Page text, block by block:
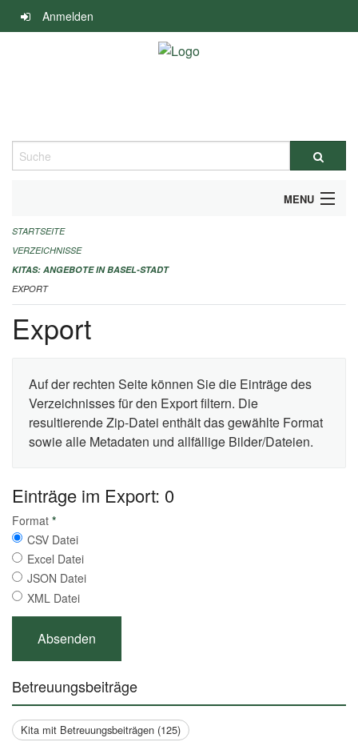
Navigation
überspringen
Anmelden
Suche
MENU
ALLGEMEINE INFORMATIONEN
IMPRESSUM
STARTSEITE
VERZEICHNISSE
KITAS: ANGEBOTE IN BASEL-STADT
EXPORT
Export
Auf der rechten Seite können Sie die Einträge des
Verzeichnisses für den Export filtern. Die
resultierende Zip-Datei enthält das gewählte Format
sowie alle Metadaten und allfällige Bilder/Dateien.
Einträge im Export: 0
Format *
CSV Datei
Excel Datei
JSON Datei
XML Datei
Betreuungsbeiträge
Kita mit Betreuungsbeiträgen (125)